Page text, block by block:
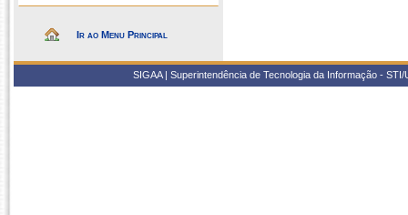
Ir ao Menu Principal
SIGAA | Superintendência de Tecnologia da Informação -